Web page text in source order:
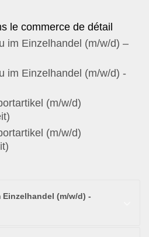
le commerce de détail
im Einzelhandel (m/w/d) –
im Einzelhandel (m/w/d) -
(m/w/d)
(m/w/d)
(m/w/d) -